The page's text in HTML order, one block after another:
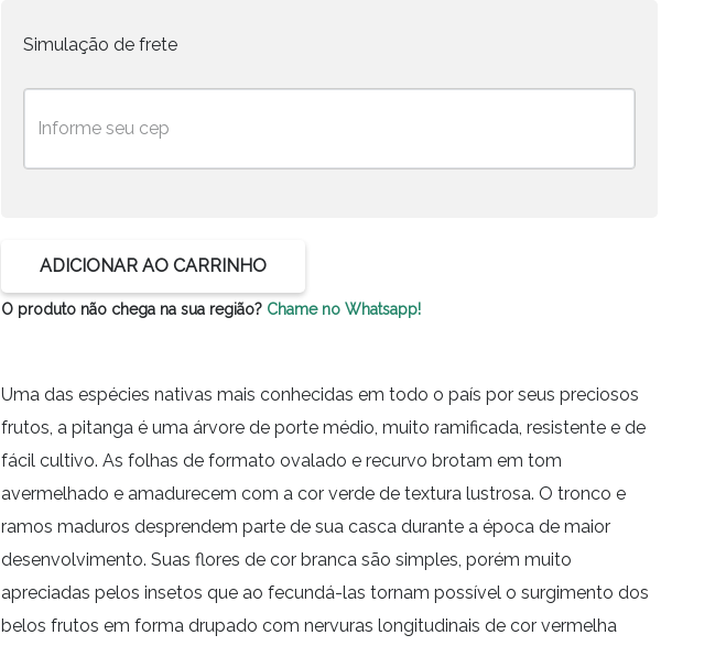
Simulação de frete
ADICIONAR AO CARRINHO
O produto não chega na sua região? Chame no Whatsapp!
Uma das espécies nativas mais conhecidas em todo o país por seus preciosos
frutos, a pitanga é uma árvore de porte médio, muito ramificada, resistente e de
fácil cultivo. As folhas de formato ovalado e recurvo brotam em tom
avermelhado e amadurecem com a cor verde de textura lustrosa. O tronco e
ramos maduros desprendem parte de sua casca durante a época de maior
desenvolvimento. Suas flores de cor branca são simples, porém muito
apreciadas pelos insetos que ao fecundá-las tornam possível o surgimento dos
belos frutos em forma drupado com nervuras longitudinais de cor vermelha